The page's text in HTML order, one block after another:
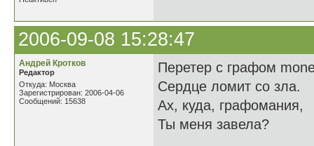
2006-09-08 15:28:47
Андрей Кротков
Редактор
Откуда: Москва
Зарегистрирован: 2006-04-06
Сообщений: 15638
Перетер с графом
Сердце ломит со зла.
Ах, куда, графомания,
Ты меня завела?